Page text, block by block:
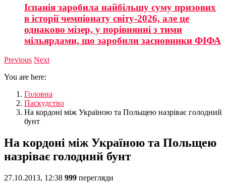
Іспанія заробила найбільшу суму призових
в історії чемпіонату світу-2026, але це
однаково мізер, у порівнянні з тими
мільярдами, що заробили засновники ФІФА
Previous Next
You are here:
Головна
Паскудство
На кордоні між Україною та Польщею назріває голодний
бунт
На кордоні між Україною та Польщею
назріває голодний бунт
27.10.2013, 12:38 999 перегляди